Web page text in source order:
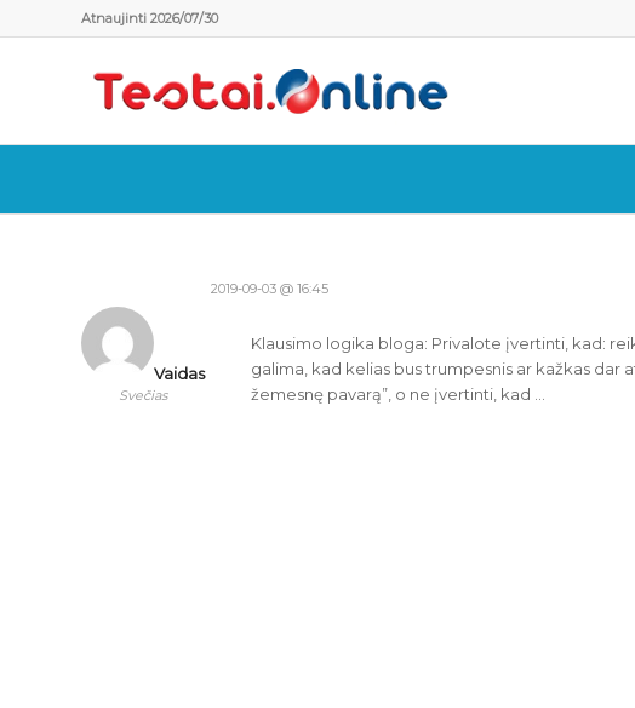
Atnaujinti 2026/07/30
2019-09-03 @ 16:45
Vaidas
Svečias
Klausimo logika bloga: Privalote įvertinti, kad:
galima, kad kelias bus trumpesnis ar kažkas dar
žemesnę pavarą”, o ne įvertinti, kad …